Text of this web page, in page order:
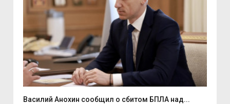
Василий Анохин сообщил о сбитом БПЛА над...